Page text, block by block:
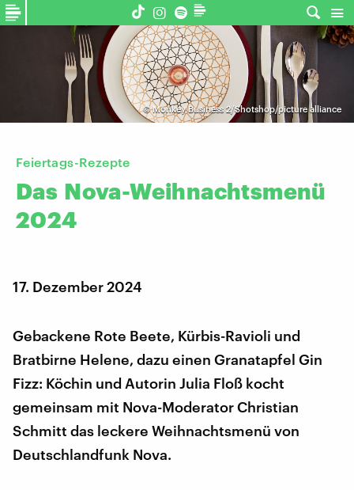
©Monkey Business 2/Shotshop/picture alliance
Feiertags-Rezepte
Das Nova-Weihnachtsmenü
2024
17. Dezember 2024
Gebackene Rote Beete, Kürbis-Ravioli und
Bratbirne Helene, dazu einen Granatapfel Gin
Fizz: Köchin und Autorin Julia Floß kocht
gemeinsam mit Nova-Moderator Christian
Schmitt das leckere Weihnachtsmenü von
Deutschlandfunk Nova.